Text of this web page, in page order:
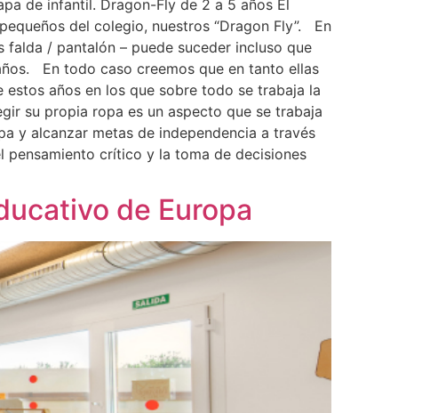
de infantil. Dragon-Fly de 2 a 5 años El
del colegio, nuestros “Dragon Fly”. En
/ pantalón – puede suceder incluso que
En todo caso creemos que en tanto ellas
años en los que sobre todo se trabaja la
su propia ropa es un aspecto que se trabaja
y alcanzar metas de independencia a través
pensamiento crítico y la toma de decisiones
de Europa